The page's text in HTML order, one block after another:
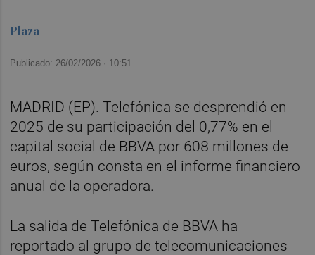
Plaza
Publicado: 26/02/2026 · 10:51
MADRID (EP). Telefónica se desprendió en
2025 de su participación del 0,77% en el
capital social de BBVA por 608 millones de
euros, según consta en el informe financiero
anual de la operadora.
La salida de Telefónica de BBVA ha
reportado al grupo de telecomunicaciones